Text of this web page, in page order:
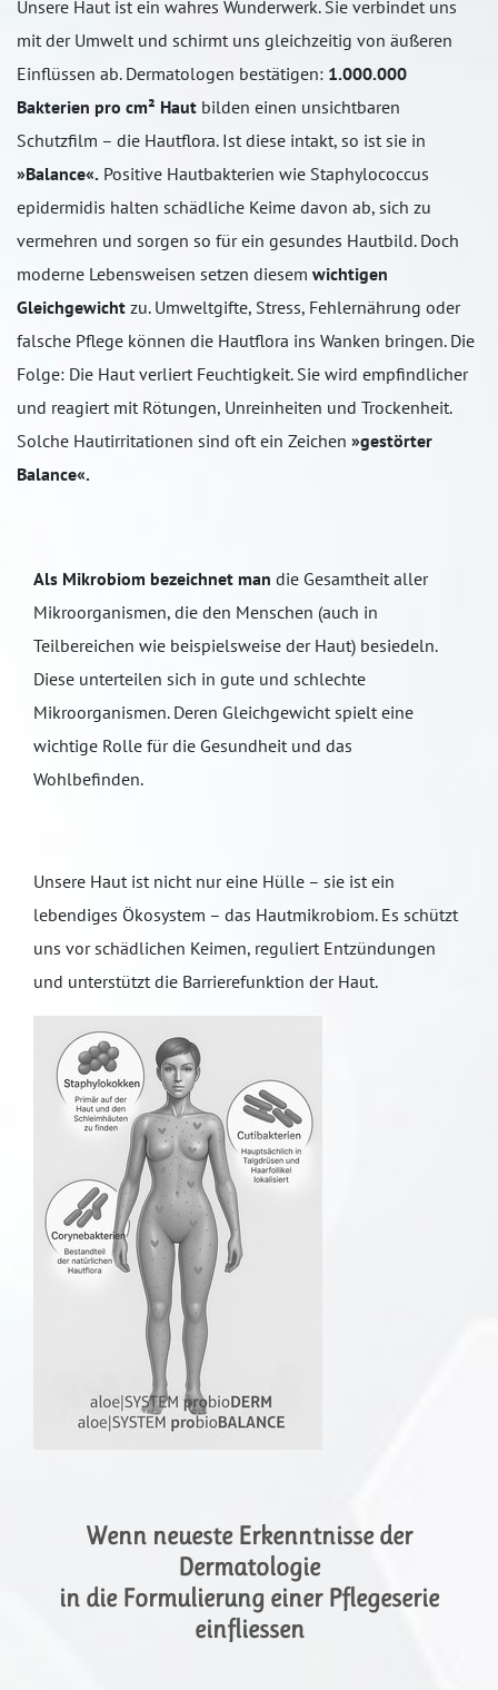
Unsere Haut ist ein wahres Wunderwerk. Sie verbindet uns
mit der Umwelt und schirmt uns gleichzeitig von äußeren
Einflüssen ab. Dermatologen bestätigen: 1.000.000
Bakterien pro cm² Haut bilden einen unsichtbaren
Schutzfilm – die Hautflora. Ist diese intakt, so ist sie in
»Balance«. Positive Hautbakterien wie Staphylococcus
epidermidis halten schädliche Keime davon ab, sich zu
vermehren und sorgen so für ein gesundes Hautbild. Doch
moderne Lebensweisen setzen diesem wichtigen
Gleichgewicht zu. Umweltgifte, Stress, Fehlernährung oder
falsche Pflege können die Hautflora ins Wanken bringen. Die
Folge: Die Haut verliert Feuchtigkeit. Sie wird empfindlicher
und reagiert mit Rötungen, Unreinheiten und Trockenheit.
Solche Hautirritationen sind oft ein Zeichen »gestörter
Balance«.
Als Mikrobiom bezeichnet man die Gesamtheit aller
Mikroorganismen, die den Menschen (auch in
Teilbereichen wie beispielsweise der Haut) besiedeln.
Diese unterteilen sich in gute und schlechte
Mikroorganismen. Deren Gleichgewicht spielt eine
wichtige Rolle für die Gesundheit und das
Wohlbefinden.
Unsere Haut ist nicht nur eine Hülle – sie ist ein
lebendiges Ökosystem – das Hautmikrobiom. Es schützt
uns vor schädlichen Keimen, reguliert Entzündungen
und unterstützt die Barrierefunktion der Haut.
Wenn neueste Erkenntnisse der
Dermatologie
in die Formulierung einer Pflegeserie
einfliessen